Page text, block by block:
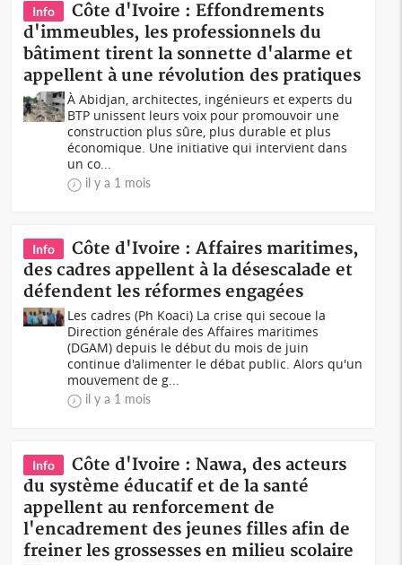
Info
Côte d'Ivoire : Effondrements
d'immeubles, les professionnels du
bâtiment tirent la sonnette d'alarme et
appellent à une révolution des pratiques
À Abidjan, architectes, ingénieurs et experts du
BTP unissent leurs voix pour promouvoir une
construction plus sûre, plus durable et plus
économique. Une initiative qui intervient dans
un co...
il y a 1 mois
Info
Côte d'Ivoire : Affaires maritimes,
des cadres appellent à la désescalade et
défendent les réformes engagées
Les cadres (Ph Koaci) La crise qui secoue la
Direction générale des Affaires maritimes
(DGAM) depuis le début du mois de juin
continue d'alimenter le débat public. Alors qu'un
mouvement de g...
il y a 1 mois
Info
Côte d'Ivoire : Nawa, des acteurs
du système éducatif et de la santé
appellent au renforcement de
l'encadrement des jeunes filles afin de
freiner les grossesses en milieu scolaire